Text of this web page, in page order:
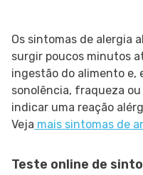
Os sintomas de alergia
surgir poucos minutos
ingestão do alimento e,
sonolência, fraqueza
indicar uma reação
Veja mais sintomas de
Teste online de